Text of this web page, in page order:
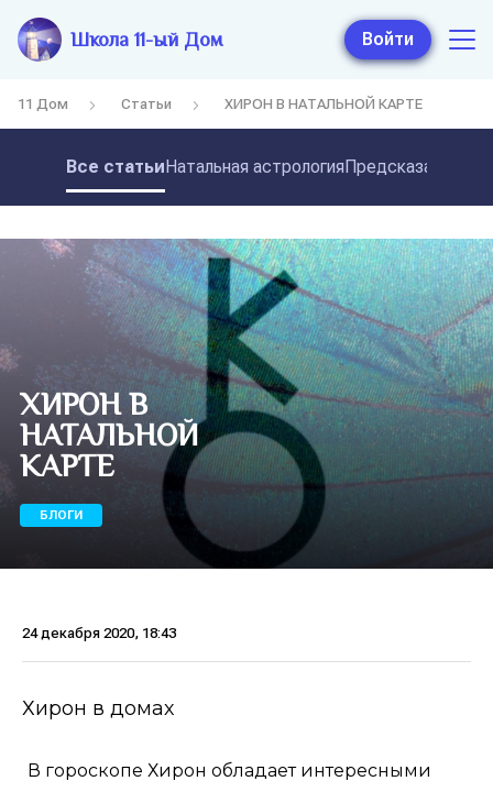
Школа 11-ый Дом Войти
11 Дом Статьи ХИРОН В НАТАЛЬНОЙ КАРТЕ
Все статьиНатальная астрология
ХИРОН В
НАТАЛЬНОЙ
КАРТЕ
БЛОГИ
24 декабря 2020, 18:43
Хирон в домах
В гороскопе Хирон обладает интересными